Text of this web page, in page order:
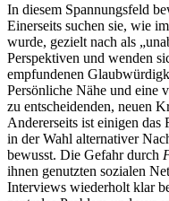
In diesem Spannungsfeld
Einerseits suchen sie, wie
wurde, gezielt nach als
Perspektiven und wenden
empfundenen
Persönliche Nähe und eine
zu entscheidenden, neuen
Andererseits ist einigen
in der Wahl alternativer
bewusst. Die Gefahr durch
ihnen genutzten sozialen
Interviews wiederholt klar